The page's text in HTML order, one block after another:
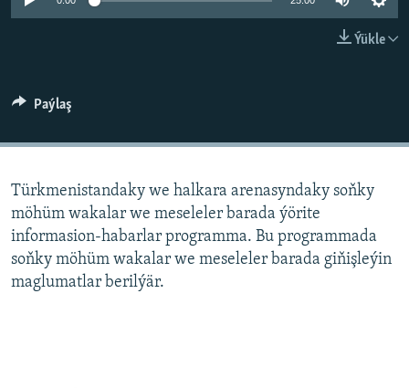
Ýükle
Paýlaş
Türkmenistandaky we halkara arenasyndaky soňky
möhüm wakalar we meseleler barada ýörite
informasion-habarlar programma. Bu programmada
soňky möhüm wakalar we meseleler barada giňişleýin
maglumatlar berilýär.